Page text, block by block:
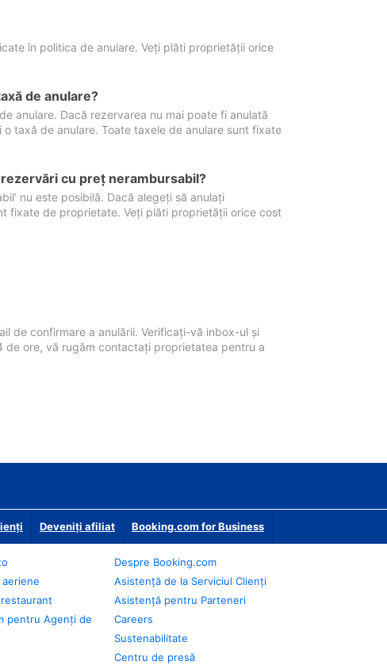
în politica de anulare. Veți plăti proprietății orice
de anulare?
anulare. Dacă rezervarea nu mai poate fi anulată
taxă de anulare. Toate taxele de anulare sunt fixate
cu preţ nerambursabil?
nu este posibilă. Dacă alegeți să anulați
fixate de proprietate. Veți plăti proprietății orice cost
de confirmare a anulării. Verificați-vă inbox-ul și
de ore, vă rugăm contactați proprietatea pentru a
Deveniţi afiliat Booking.com for Business
pentru Agenți de
Despre Booking.com
Asistență de la Serviciul Clienți
Asistență pentru Parteneri
Careers
Sustenabilitate
Centru de presă